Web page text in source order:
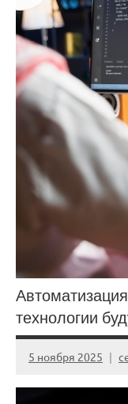
технологии
5 ноября 2025